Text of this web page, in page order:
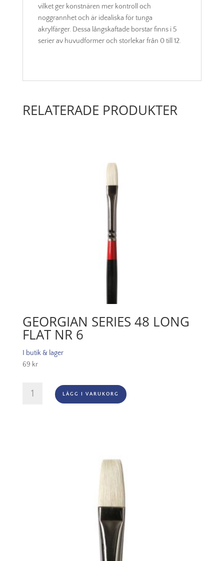
vilket ger konstnären mer kontroll och
noggrannhet och är idealiska för tunga
akrylfärger. Dessa långskaftade borstar finns i 5
serier av huvudformer och storlekar från 0 till 12.
RELATERADE PRODUKTER
GEORGIAN SERIES 48 LONG
FLAT NR 6
I butik & lager
69 kr
Series
LÄGG I VARUKORG